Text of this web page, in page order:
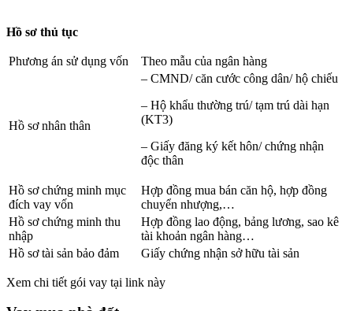
Hồ sơ thủ tục
Phương án sử dụng vốn Theo mẫu của ngân hàng
Hồ sơ nhân thân
– CMND/ căn cước công dân/ hộ chiếu
– Hộ khẩu thường trú/ tạm trú dài hạn
(KT3)
– Giấy đăng ký kết hôn/ chứng nhận
độc thân
Hồ sơ chứng minh mục
đích vay vốn
Hợp đồng mua bán căn hộ, hợp đồng
chuyển nhượng,…
Hồ sơ chứng minh thu
nhập
Hợp đồng lao động, bảng lương, sao kê
tài khoản ngân hàng…
Hồ sơ tài sản bảo đảm
Giấy chứng nhận sở hữu tài sản
Xem chi tiết gói vay tại link này